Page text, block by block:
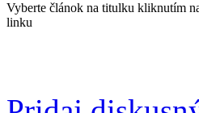
Vyberte článok na titulku kliknutím
linku